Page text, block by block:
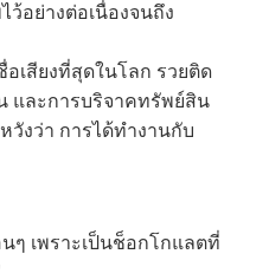
อย่างต่อเนื่องจนถึง
สียงที่สุดในโลก รวยติด
และการบริจาคทรัพย์สิน
วังว่า การได้ทำงานกับ
เพราะเป็นช็อกโกแลตที่